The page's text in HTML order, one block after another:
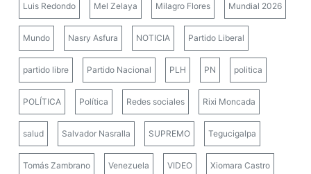
Luis Redondo Mel Zelaya Milagro Flores Mundial 2026
Mundo Nasry Asfura NOTICIA Partido Liberal
partido libre Partido Nacional PLH PN politica
POLÍTICA Política Redes sociales Rixi Moncada
salud Salvador Nasralla SUPREMO Tegucigalpa
Tomás Zambrano Venezuela VIDEO Xiomara Castro